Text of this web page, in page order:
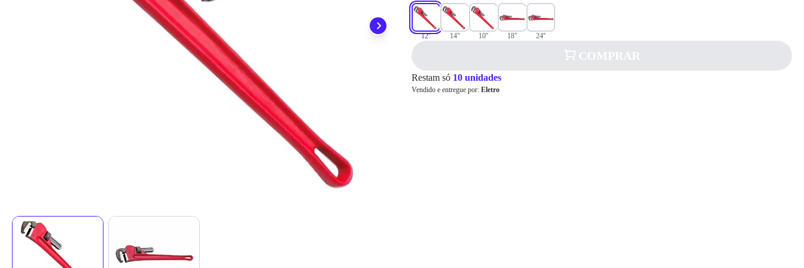
12'' 14" 10'' 18" 24''
COMPRAR
Restam só 10 unidades
Vendido e entregue por: Eletro